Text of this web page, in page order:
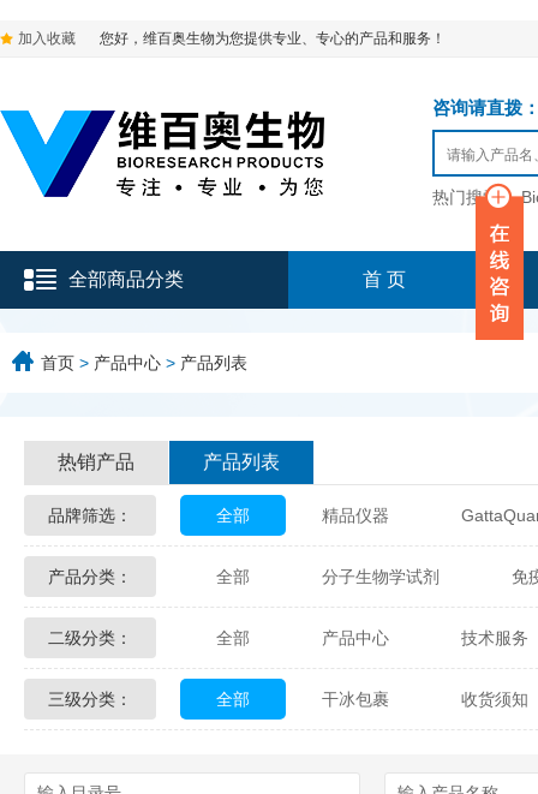
加入收藏 您好，维百奥生物为您提供专业、专心的产品和服务！
咨询请直拨
热门搜索：
全部商品分类 首 页
首页 > 产品中心 > 产品列表
热销产品 产品列表
品牌筛选： 全部 精品仪器
Glycon Biochem Sterlitech
Echelon Biosciences Verichem
Affinity Biologicals Kingfisher
产品分类： 全部 分子生物学试剂 免
化学及生物化学试剂 材料学试剂
二级分类： 全部 产品中心 技术服务
配送方式 售后服务 技术
三级分类： 全部 干冰包裹 收货须知